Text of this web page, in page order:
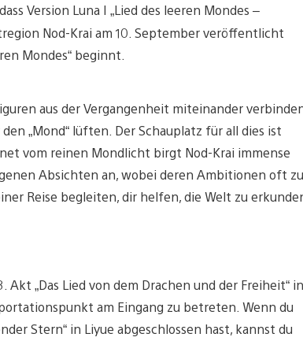
Version Luna I „Lied des leeren Mondes –
Nod-Krai am 10. September veröffentlicht
Mondes“ beginnt.
aus der Vergangenheit miteinander
„Mond“ lüften. Der Schauplatz für all dies ist
vom reinen Mondlicht birgt Nod-Krai immense
Absichten an, wobei deren Ambitionen oft zu
Reise begleiten, dir helfen, die Welt zu
„Das Lied von dem Drachen und der Freiheit“ in
am Eingang zu betreten. Wenn du
Stern“ in Liyue abgeschlossen hast, kannst du